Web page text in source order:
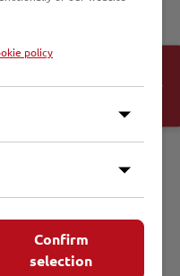
policy
Confirm
selection
Cookie-